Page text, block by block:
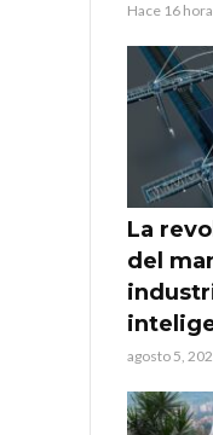
Hace 16
La
del
agosto 5,